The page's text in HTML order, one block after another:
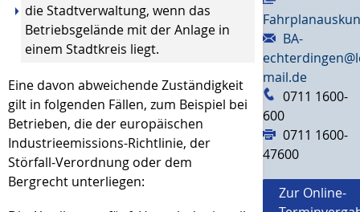
die Stadtverwaltung, wenn das
Betriebsgelände mit der Anlage in
einem Stadtkreis liegt.
Eine davon abweichende Zuständigkeit
gilt in folgenden Fällen, zum Beispiel bei
Betrieben, die der europäischen
Industrieemissions-Richtlinie, der
Störfall-Verordnung oder dem
Bergrecht unterliegen:
BA-
mail.de
0711 1600-
600
0711 1600-
47600
Zur Online-